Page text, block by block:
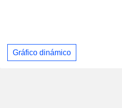
Gráfico dinámico